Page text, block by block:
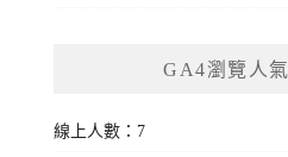
GA4瀏覽人氣
線上人數：7